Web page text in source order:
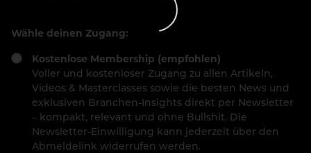
Wähle deinen Zugang:
Kostenlose Membership (empfohlen)
Voller und kostenloser Zugang zu allen Artikeln,
Videos & Masterclasses sowie die besten News und
exklusiven Branchen-Insights direkt per Newsletter
– kompakt, relevant und ohne Bullshit. Die
Newsletter-Einwilligung kann jederzeit über den
Abmeldelink widerrufen werden.